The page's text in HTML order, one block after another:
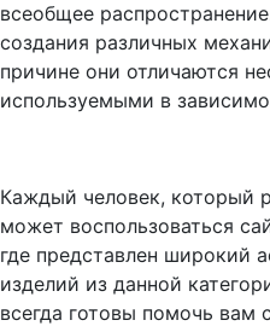
всеобщее
создания различных
причине они отличаются
используемыми в
Каждый человек, который
может воспользоваться
где представлен широкий
изделий из данной
всегда готовы помочь вам